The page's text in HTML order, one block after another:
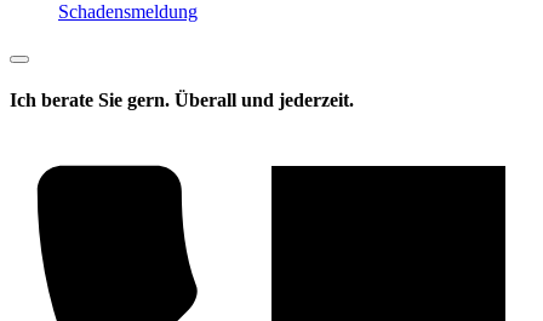
Schadensmeldung
Ich berate Sie gern. Überall und jederzeit.